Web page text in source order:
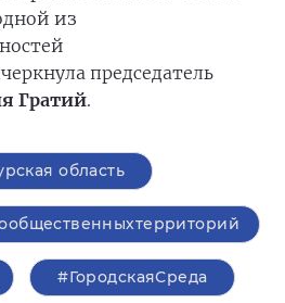
из
председатель
Гратий.
область
#ГородскаяСреда